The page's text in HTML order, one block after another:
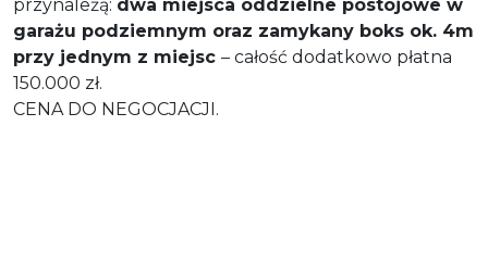
przynależą: dwa miejsca oddzielne postojowe w
garażu podziemnym oraz zamykany boks ok. 4m
przy jednym z miejsc – całość dodatkowo płatna
150.000 zł.
CENA DO NEGOCJACJI.